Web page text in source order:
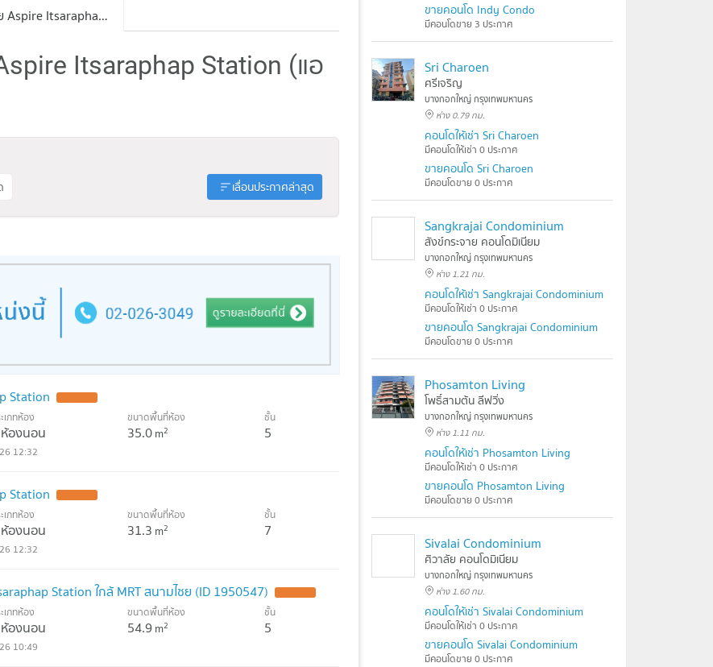
ประกาศขาย Aspire Itsaraphap Station
Itsaraphap Station (แอ
เลื่อนประกาศล่าสุด
Station
เภทห้อง
องนอน
ขนาดพื้นที่ห้อง
35.0m2
ชั้น
5
12:32
Station
เภทห้อง
องนอน
ขนาดพื้นที่ห้อง
31.3 m2
ชั้น
7
12:32
Station ใกล้ MRT สนามไชย (ID 1950547)
เภทห้อง
องนอน
ขนาดพื้นที่ห้อง
54.9m2
ชั้น
5
10:49
ขายคอนโด Indy Condo
มีคอนโดขาย 3 ประกาศ
Sri Charoen
ศรีเจริญ
บางกอกใหญ่ กรุงเทพมหานคร
ห่าง 0.79 กม.
คอนโดให้เช่า Sri Charoen
มีคอนโดให้เช่า 0 ประกาศ
ขายคอนโด Sri Charoen
มีคอนโดขาย 0 ประกาศ
Sangkrajai Condominium
สังข์กระจาย คอนโดมิเนียม
บางกอกใหญ่ กรุงเทพมหานคร
ห่าง 1.21 กม.
คอนโดให้เช่า Sangkrajai Condominium
มีคอนโดให้เช่า 0 ประกาศ
ขายคอนโด Sangkrajai Condominium
มีคอนโดขาย 0 ประกาศ
Phosamton Living
โพธิ์สามต้น ลีฟวิ่ง
บางกอกใหญ่ กรุงเทพมหานคร
ห่าง 1.11 กม.
คอนโดให้เช่า Phosamton Living
มีคอนโดให้เช่า 0 ประกาศ
ขายคอนโด Phosamton Living
มีคอนโดขาย 0 ประกาศ
Sivalai Condominium
ศิวาลัย คอนโดมิเนียม
บางกอกใหญ่ กรุงเทพมหานคร
ห่าง 1.60 กม.
คอนโดให้เช่า Sivalai Condominium
มีคอนโดให้เช่า 0 ประกาศ
ขายคอนโด Sivalai Condominium
มีคอนโดขาย 0 ประกาศ